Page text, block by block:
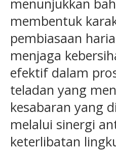
menunjukkan
membentuk
pembiasaan
menjaga
efektif dalam
teladan yang
kesabaran yang
melalui sinergi
keterlibatan